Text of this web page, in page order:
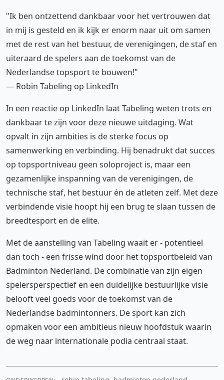
"Ik ben ontzettend dankbaar voor het vertrouwen dat
in mij is gesteld en ik kijk er enorm naar uit om samen
met de rest van het bestuur, de verenigingen, de staf en
uiteraard de spelers aan de toekomst van de
Nederlandse topsport te bouwen!"
— Robin Tabeling op LinkedIn
In een reactie op LinkedIn laat Tabeling weten trots en
dankbaar te zijn voor deze nieuwe uitdaging. Wat
opvalt in zijn ambities is de sterke focus op
samenwerking en verbinding. Hij benadrukt dat succes
op topsportniveau geen soloproject is, maar een
gezamenlijke inspanning van de verenigingen, de
technische staf, het bestuur én de atleten zelf. Met deze
verbindende visie hoopt hij een brug te slaan tussen de
breedtesport en de elite.
Met de aanstelling van Tabeling waait er - potentieel
dan toch - een frisse wind door het topsportbeleid van
Badminton Nederland. De combinatie van zijn eigen
spelersperspectief en een duidelijke bestuurlijke visie
belooft veel goeds voor de toekomst van de
Nederlandse badmintonners. De sport kan zich
opmaken voor een ambitieus nieuw hoofdstuk waarin
de weg naar internationale podia centraal staat.